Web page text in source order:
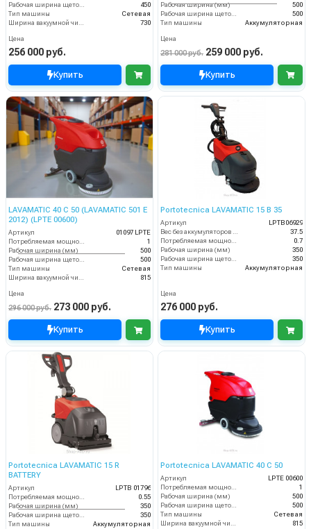
450
Тип машины
Сетевая
730
Цена
256 000 руб.
Купить
Рабочая ширина (мм)
500
500
Тип машины
Аккумуляторная
Цена
281 000 руб. 259 000 руб.
Купить
LAVAMATIC 40 C 50 (LAVAMATIC 501 E
2012) (LPTE 00600)
Артикул
01097 LPTE
Потребляемая мощность (кВт)
1
Рабочая ширина (мм)
500
Рабочая ширина щеток (мм)
500
Тип машины
Сетевая
Ширина вакуумной чистки (мм)
815
Цена
296 000 руб. 273 000 руб.
Купить
Portotecnica LAVAMATIC 15 B 35
Артикул
LPTB06929
Вес без аккумуляторов (кг)
37.5
Потребляемая мощность (кВт)
0.7
Рабочая ширина (мм)
350
Рабочая ширина щеток (мм)
350
Тип машины
Аккумуляторная
Цена
276 000 руб.
Купить
Portotecnica LAVAMATIC 15 R
BATTERY
Артикул
LPTB 01796
Потребляемая мощность (кВт)
0.55
Рабочая ширина (мм)
350
Рабочая ширина щеток (мм)
350
Тип машины
Аккумуляторная
Portotecnica LAVAMATIC 40 C 50
Артикул
LPTE 00600
Потребляемая мощность (кВт)
1
Рабочая ширина (мм)
500
Рабочая ширина щеток (мм)
500
Тип машины
Сетевая
Ширина вакуумной чистки (мм)
815